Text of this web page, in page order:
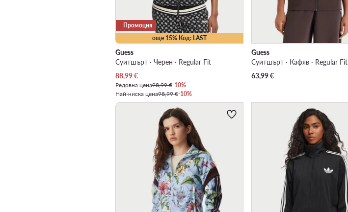
още 15% Код: LAST
Промоция
Guess
Суитшърт · Черен · Regular Fit
Актуална цена
88,99€
Редовна цена98,99 €-10%
Най-ниска цена98,99 €-10%
Guess
Суитшърт · Кафяв · Regular Fit
63,99€